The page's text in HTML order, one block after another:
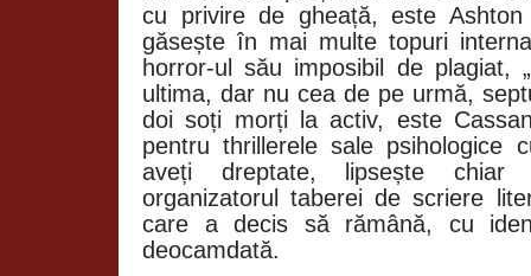
cu privire de gheață, este
găsește în mai multe topuri
horror-ul său imposibil de plagiat,
ultima, dar nu cea de pe urmă,
doi soți morți la activ, este
pentru thrillerele sale psihologice
aveți dreptate, lipsește chiar
organizatorul taberei de scriere
care a decis să rămână, cu
deocamdată.